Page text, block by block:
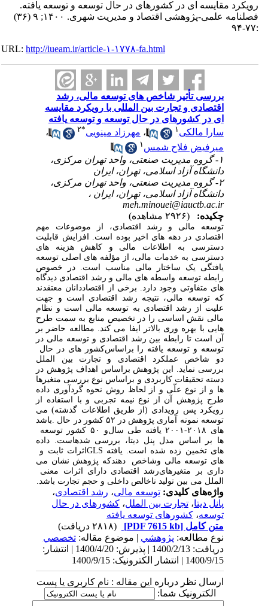
رویکرد مقایسه‎ ای در کشورهای در حال ‎توسعه و توسعه ‎یافته.
فصلنامه علمی-پژوهشی اقتصاد و مدیریت شهری. ۱۴۰۰; ۹ (۳۶)
URL:http://iueam.ir/article-۱-۱۷۷۸-fa.html
بررسی تأثیر شاخص‎ های توسعه مالی، رشد
اقتصادی و تجارت بین ‎المللی با رویکرد مقایسه‎
ای در کشورهای در حال ‎توسعه و توسعه ‎یافته
سارا مالکی
،مهرزاد مینویی ۲
،
میرفیض فلاح شمس
۱- گروه مدیریت صنعتی، واحد تهران مرکزی،
دانشگاه آزاد اسلامی، تهران، ایران
۲- گروه مدیریت صنعتی، واحد تهران مرکزی،
دانشگاه آزاد اسلامی، تهران، ایران ،
meh.minouei@iauctb.ac.ir
چکیده:
توسعه مالی و رشد اقتصادی، از موضوعات مهم
اقتصادی در دهه ‌های اخیر بوده است. افزایش قابلیت
دسترسی به اطلاعات مالی و کاهش هزینه ‌های
دسترسی به خدمات مالی، از مؤلفه ‌های اصلی توسعه
‏یافتگی یک ساختار مالی مناسب است. در خصوص
رابطه توسعه واسطه‏ های مالی و رشد اقتصادی دیدگاه
های متفاوتی وجود دارد. برخی از اقتصاددانان معتقدند
که توسعه مالی، نتیجه رشد اقتصادی است و جهت
علیت از رشد اقتصادی به توسعه مالی است و نظام
مالی نقش اساسی را در تخصیص منابع به سمت طرح
‌هایی با بهره‌ وری بالاتر ایفا می ‌کند. مطالعه حاضر بر
آن است تا رابطه بین رشد اقتصادی و توسعه مالی در
کشور های در حالتوسعه و توسعه ‌یافته را براساس
دو شاخص عملکرد اقتصادی و تجارت بین ‌الملل
بررسی نماید. این پژوهش براساس اهداف پژوهش در
دسته تحقیقات کاربردی و براساس نوع بررسی متغیرها
از نوع علّی و از لحاظ روش نحوه گردآوری داده ها و
طرح پژوهش آن از نوع نیمه ‌تجربی و با استفاده از
رویکرد پس رویدادی (از طریق اطلاعات گذشته) می
باشد . نمونه آماری پژوهش در ۵۲ کشور در حالتوسعه
و ۵۰ کشور توسعهیافته طی سال‎های ۲۰۱۸-۲۰۰۱
بررسی شده­است. داده‎ها بر اساس مدل پنل دیتا،
اثرات ثابت وGLSتخمین زده شده است. یافتههای
پژوهش نشان می‎دهندکه شاخص های توسعه مالی و
رشد اقتصادی دارای اثرات معنیداری بر متغیر‌های
تولید ناخالص داخلی و حجم تجارتبینالملل می باشد.
واژه‌های کلیدی:توسعه مالی،رشد اقتصادی،
پانل دیتا،تجارت بین ‎الملل ،کشورهای در حال
،کشورهای توسعه ‎یافته
متن کامل[PDF 7615 kb]
نوع مطالعه:پژوهشي| موضوع مقاله:تخصصي
دریافت: 1400/2/13 | پذیرش: 1400/4/20 | انتشار:
1400/9/15 | انتشار الکترونیک: 1400/9/15
ارسال نظر درباره این مقاله : نام کاربری یا پست
الکترونیک شما: